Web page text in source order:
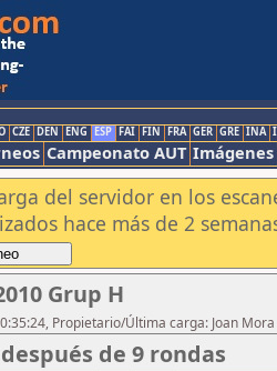
CZE DEN ENG ESP FAI FIN FRA GER GRE INA
Campeonato AUT Imágenes
del servidor en los
hace más de 2
Grup H
Propietario/Última carga: Joan
de 9 rondas